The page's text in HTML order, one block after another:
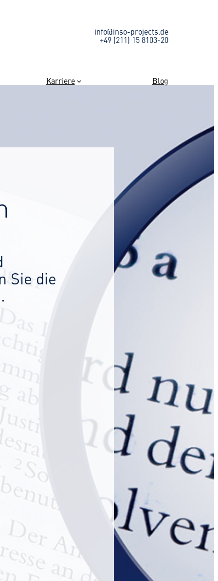
info@inso-projects.de
+49 (211) 15 8103-20
Karriere Blog
Sie die